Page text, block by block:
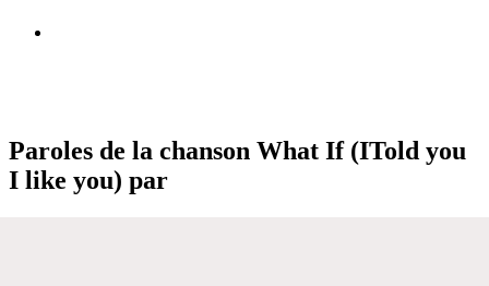
Paroles de la chanson What If (ITold you
I like you) par